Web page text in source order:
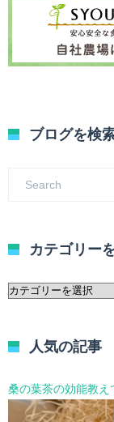
ブログを検
カテゴリー
カ
ー
選
択
人気の記事
桑の葉茶の効能教え